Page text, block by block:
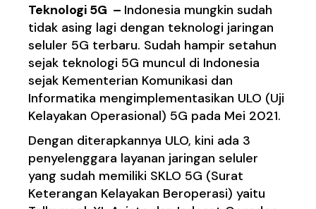
Teknologi 5G – Indonesia mungkin sudah
tidak asing lagi dengan teknologi jaringan
seluler 5G terbaru. Sudah hampir setahun
sejak teknologi 5G muncul di Indonesia
sejak Kementerian Komunikasi dan
Informatika mengimplementasikan ULO (Uji
Kelayakan Operasional) 5G pada Mei 2021.
Dengan diterapkannya ULO, kini ada 3
penyelenggara layanan jaringan seluler
yang sudah memiliki SKLO 5G (Surat
Keterangan Kelayakan Beroperasi) yaitu